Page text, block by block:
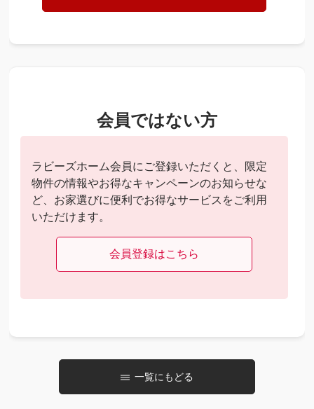
会員ではない方
ラビーズホーム会員にご登録いただくと、限定
物件の情報やお得なキャンペーンのお知らせな
ど、お家選びに便利でお得なサービスをご利用
いただけます。
会員登録はこちら
一覧にもどる